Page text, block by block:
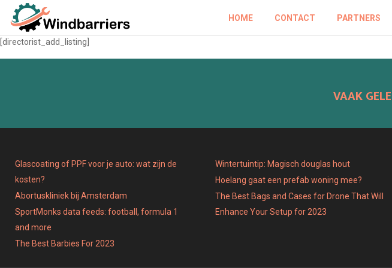
HOME CONTACT PARTNERS
[directorist_add_listing]
VAAK
Glascoating of PPF voor je auto: wat zijn de
kosten?
Abortuskliniek bij Amsterdam
SportMonks data feeds: football, formula 1
and more
The Best Barbies For 2023
Wintertuintip: Magisch douglas hout
Hoelang gaat een prefab woning mee?
The Best Bags and Cases for Drone That Will
Enhance Your Setup for 2023